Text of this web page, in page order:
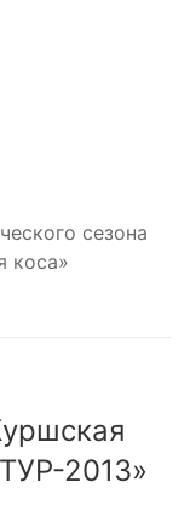
сезона
коса»
2013»